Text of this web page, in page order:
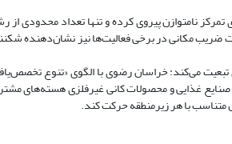
نامتوازن پیروی کرده و تنها تعداد محدودی از
ضریب مکانی در برخی فعالیتها نیز نشاندهنده
میکند: خراسان رضوی با الگوی «تنوع تخصص
صنایع غذایی و محصولات کانی غیرفلزی هستههای
متناسب با هر زیرمنطقه حرکت کند.